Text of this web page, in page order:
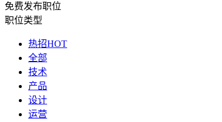
免费发布职位
职位类型
热招HOT
全部
技术
产品
设计
运营